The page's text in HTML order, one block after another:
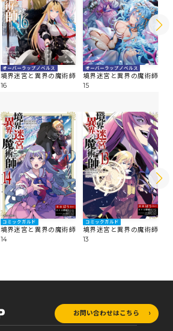
オーバーラップノベルス
境界迷宮と異界の魔術師
16
オーバーラップノベルス
境界迷宮と異界の魔術師
15
コミックガルド
境界迷宮と異界の魔術師
14
コミックガルド
境界迷宮と異界の魔術師
13
お問い合わせはこちら